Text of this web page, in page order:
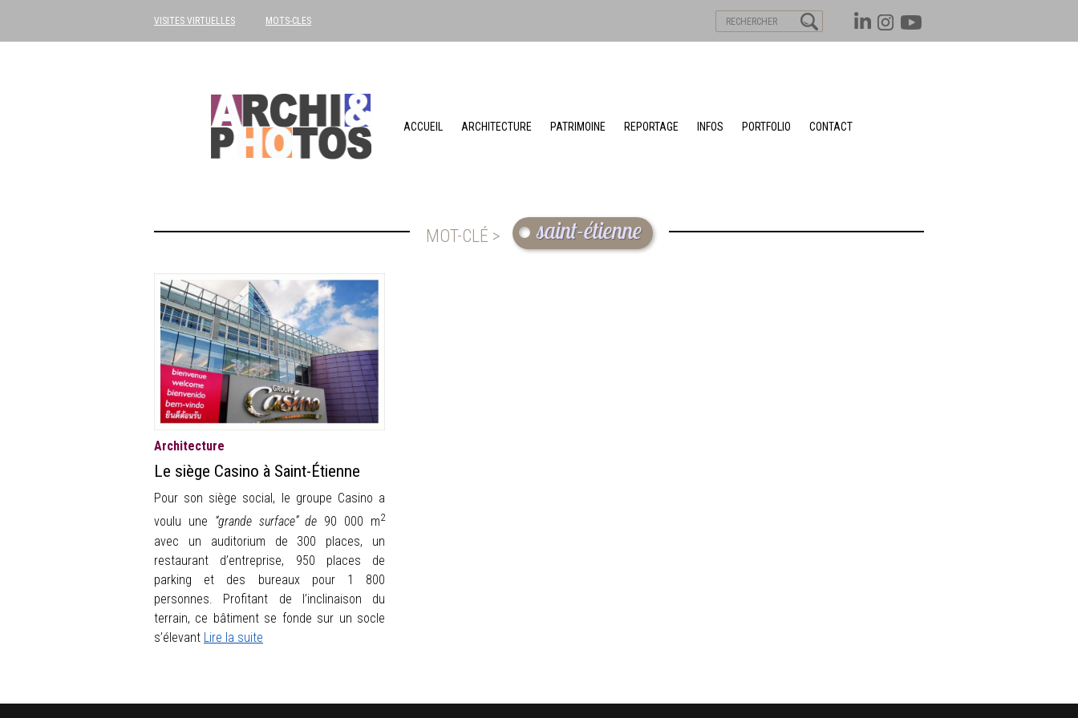
VISITES VIRTUELLES MOTS-CLES
ACCUEIL ARCHITECTURE PATRIMOINE REPORTAGE INFOS PORTFOLIO CONTACT
MOT-CLÉ > saint-étienne
Architecture
Le siège Casino à Saint-Étienne
Pour son siège social, le groupe Casino a
voulu une “grande surface” de 90 000 m2
avec un auditorium de 300 places, un
restaurant d’entreprise, 950 places de
parking et des bureaux pour 1 800
personnes. Profitant de l’inclinaison du
terrain, ce bâtiment se fonde sur un socle
s’élevant Lire la suite